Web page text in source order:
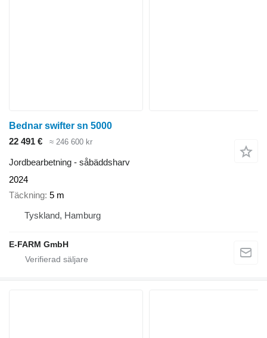
Bednar swifter sn 5000
22 491 €
≈ 246 600 kr
Jordbearbetning - såbäddsharv
2024
Täckning 5 m
Tyskland, Hamburg
E-FARM GmbH